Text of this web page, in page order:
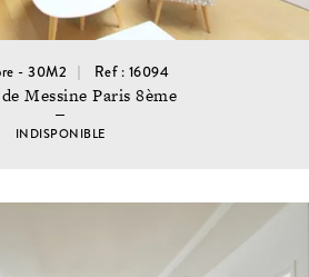
- 30M2 Ref : 16094
Messine Paris 8ème
INDISPONIBLE